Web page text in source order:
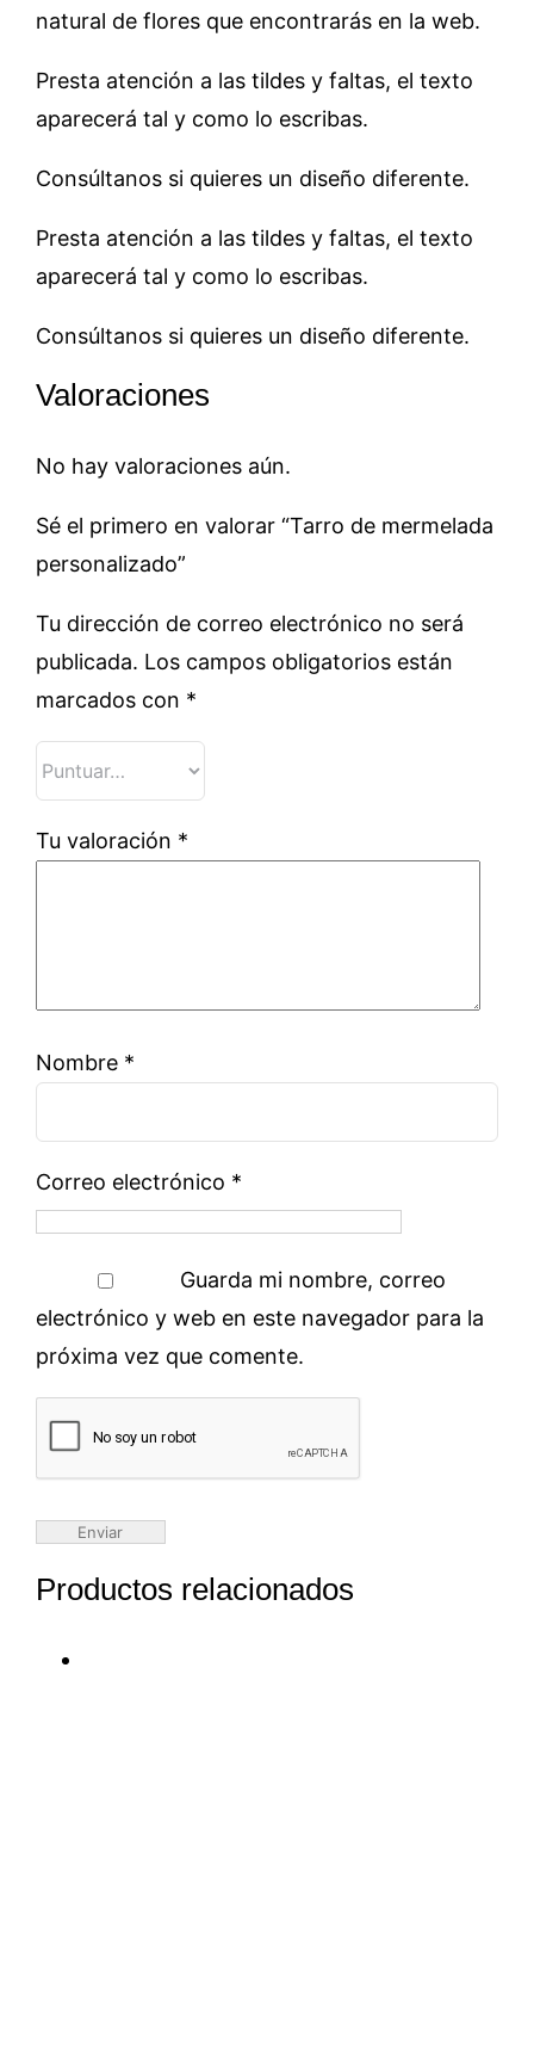
natural de flores que encontrarás en la web.
Presta atención a las tildes y faltas, el texto
aparecerá tal y como lo escribas.
Consúltanos si quieres un diseño diferente.
Presta atención a las tildes y faltas, el texto
aparecerá tal y como lo escribas.
Consúltanos si quieres un diseño diferente.
Valoraciones
No hay valoraciones aún.
Sé el primero en valorar “Tarro de mermelada
personalizado”
Tu dirección de correo electrónico no será
publicada. Los campos obligatorios están
marcados con *
Tu valoración *
Nombre *
Correo electrónico *
Guarda mi nombre, correo
electrónico y web en este navegador para la
próxima vez que comente.
Productos relacionados